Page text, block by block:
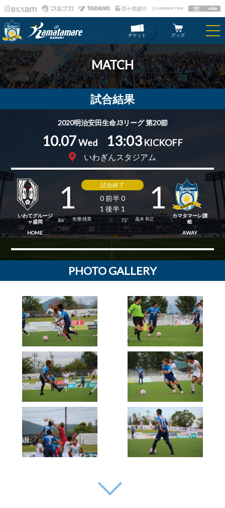
チケット グッズ
MATCH
試合結果
2020明治安田生命J3リーグ 第20節
10.07Wed 13:03 KICKOFF
いわぎんスタジアム
いわてグルージ
ャ盛岡
HOME
1 試合終了
0 前半 0
1 後半 1
1
86' 色摩 雄貴 72' 高木 和正
カマタマーレ讃
岐
AWAY
PHOTO GALLERY